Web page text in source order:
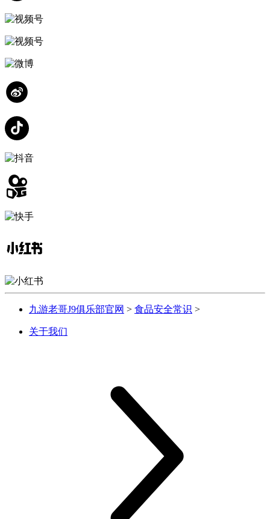
九游老哥J9俱乐部官网 > 食品安全常识 >
关于我们